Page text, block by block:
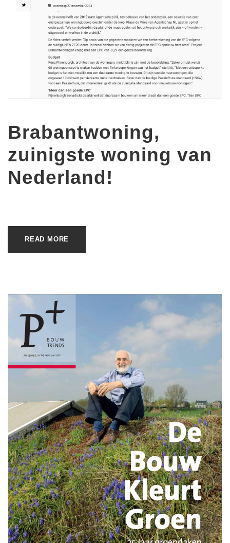
Brabantwoning,
zuinigste woning van
Nederland!
READ MORE